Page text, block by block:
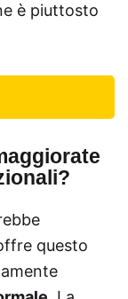
è piuttosto
questo